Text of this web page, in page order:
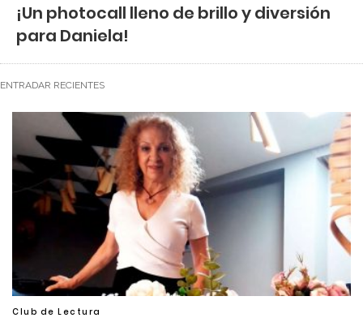
¡Un photocall lleno de brillo y diversión
para Daniela!
ENTRADAR RECIENTES
Club de Lectura